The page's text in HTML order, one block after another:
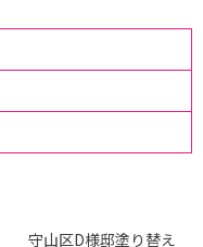
守山区D様邸塗り替え